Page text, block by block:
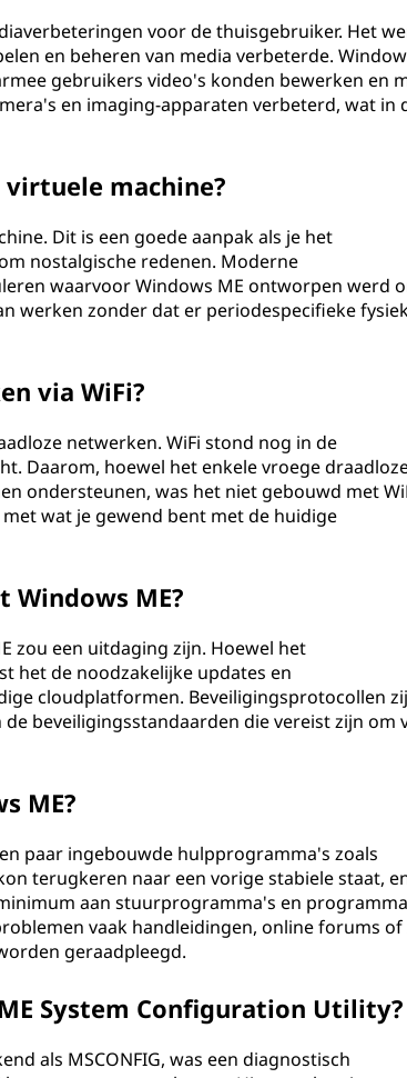
voor de thuisgebruiker. Het
en beheren van media verbeterde.
gebruikers video's konden bewerken en
en imaging-apparaten verbeterd, wat in
virtuele machine?
Dit is een goede aanpak als je het
nostalgische redenen. Moderne
waarvoor Windows ME ontworpen werd
werken zonder dat er periodespecifieke
via WiFi?
netwerken. WiFi stond nog in de
Daarom, hoewel het enkele vroege
ondersteunen, was het niet gebouwd met
wat je gewend bent met de huidige
Windows ME?
zou een uitdaging zijn. Hoewel het
het de noodzakelijke updates en
cloudplatformen. Beveiligingsprotocollen
beveiligingsstandaarden die vereist zijn om
ME?
paar ingebouwde hulpprogramma's zoals
terugkeren naar een vorige stabiele staat,
aan stuurprogramma's en
vaak handleidingen, online forums of
geraadpleegd.
System Configuration Utility?
als MSCONFIG, was een diagnostisch